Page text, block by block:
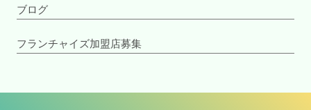
ブログ
フランチャイズ加盟店募集